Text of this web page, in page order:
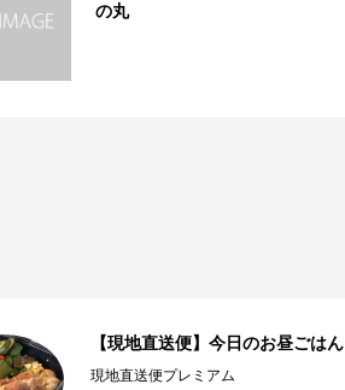
の丸
【現地直送便】今日のお昼ごはん
現地直送便プレミアム